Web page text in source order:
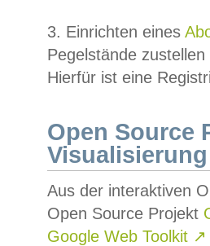
3. Einrichten eines
Pegelstände
Hierfür ist eine
Open Source
Visualisierung
Aus der interaktiven
Open Source Projekt
Google Web Toolkit ↗